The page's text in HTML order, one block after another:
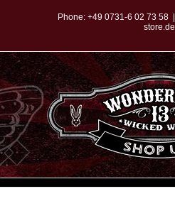
springen
Phone: +49 0731-6 02 73 58
store.de